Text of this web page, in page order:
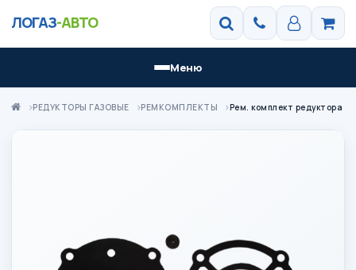
ЛОГАЗ-АВТО
Меню
РЕДУКТОРЫ ГАЗОВЫЕ РЕМКОМПЛЕКТЫ